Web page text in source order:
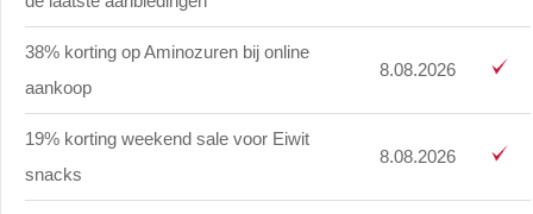
38% korting op Aminozuren bij online
aankoop
8.08.2026
19% korting weekend sale voor Eiwit
snacks
8.08.2026